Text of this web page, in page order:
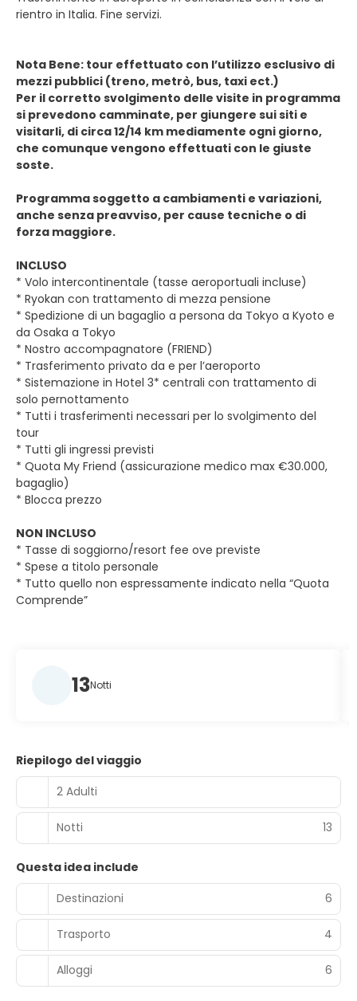
rientro in Italia. Fine servizi.
Nota Bene: tour effettuato con l’utilizzo esclusivo di
mezzi pubblici (treno, metrò, bus, taxi ect.)
Per il corretto svolgimento delle visite in programma
si prevedono camminate, per giungere sui siti e
visitarli, di circa 12/14 km mediamente ogni giorno,
che comunque vengono effettuati con le giuste
soste.
Programma soggetto a cambiamenti e variazioni,
anche senza preavviso, per cause tecniche o di
forza maggiore.
INCLUSO
* Volo intercontinentale (tasse aeroportuali incluse)
* Ryokan con trattamento di mezza pensione
* Spedizione di un bagaglio a persona da Tokyo a Kyoto e
da Osaka a Tokyo
* Nostro accompagnatore (FRIEND)
* Trasferimento privato da e per l’aeroporto
* Sistemazione in Hotel 3* centrali con trattamento di
solo pernottamento
* Tutti i trasferimenti necessari per lo svolgimento del
tour
* Tutti gli ingressi previsti
* Quota My Friend (assicurazione medico max €30.000,
bagaglio)
* Blocca prezzo
NON INCLUSO
* Tasse di soggiorno/resort fee ove previste
* Spese a titolo personale
* Tutto quello non espressamente indicato nella “Quota
Comprende”
13Notti
Riepilogo del viaggio
2 Adulti
Notti 13
Questa idea include
Destinazioni
6
Trasporto 4
Alloggi 6